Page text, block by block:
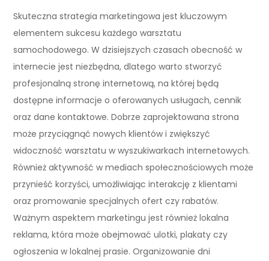
Skuteczna strategia marketingowa jest kluczowym
elementem sukcesu każdego warsztatu
samochodowego. W dzisiejszych czasach obecność w
internecie jest niezbędna, dlatego warto stworzyć
profesjonalną stronę internetową, na której będą
dostępne informacje o oferowanych usługach, cennik
oraz dane kontaktowe. Dobrze zaprojektowana strona
może przyciągnąć nowych klientów i zwiększyć
widoczność warsztatu w wyszukiwarkach internetowych.
Również aktywność w mediach społecznościowych może
przynieść korzyści, umożliwiając interakcję z klientami
oraz promowanie specjalnych ofert czy rabatów.
Ważnym aspektem marketingu jest również lokalna
reklama, która może obejmować ulotki, plakaty czy
ogłoszenia w lokalnej prasie. Organizowanie dni